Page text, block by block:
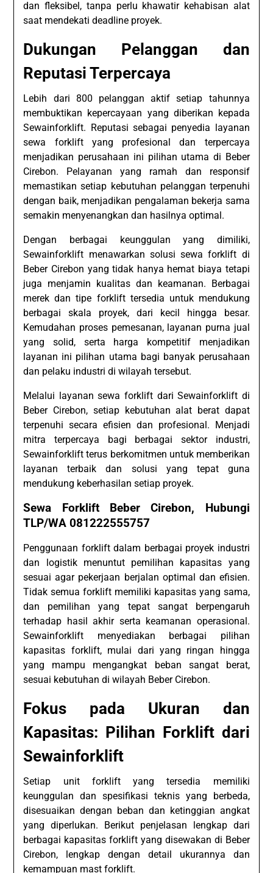
dan fleksibel, tanpa perlu khawatir kehabisan alat
saat mendekati deadline proyek.
Dukungan Pelanggan dan
Reputasi Terpercaya
Lebih dari 800 pelanggan aktif setiap tahunnya
membuktikan kepercayaan yang diberikan kepada
Sewainforklift. Reputasi sebagai penyedia layanan
sewa forklift yang profesional dan terpercaya
menjadikan perusahaan ini pilihan utama di Beber
Cirebon. Pelayanan yang ramah dan responsif
memastikan setiap kebutuhan pelanggan terpenuhi
dengan baik, menjadikan pengalaman bekerja sama
semakin menyenangkan dan hasilnya optimal.
Dengan berbagai keunggulan yang dimiliki,
Sewainforklift menawarkan solusi sewa forklift di
Beber Cirebon yang tidak hanya hemat biaya tetapi
juga menjamin kualitas dan keamanan. Berbagai
merek dan tipe forklift tersedia untuk mendukung
berbagai skala proyek, dari kecil hingga besar.
Kemudahan proses pemesanan, layanan purna jual
yang solid, serta harga kompetitif menjadikan
layanan ini pilihan utama bagi banyak perusahaan
dan pelaku industri di wilayah tersebut.
Melalui layanan sewa forklift dari Sewainforklift di
Beber Cirebon, setiap kebutuhan alat berat dapat
terpenuhi secara efisien dan profesional. Menjadi
mitra terpercaya bagi berbagai sektor industri,
Sewainforklift terus berkomitmen untuk memberikan
layanan terbaik dan solusi yang tepat guna
mendukung keberhasilan setiap proyek.
Sewa Forklift Beber Cirebon, Hubungi
TLP/WA 081222555757
Penggunaan forklift dalam berbagai proyek industri
dan logistik menuntut pemilihan kapasitas yang
sesuai agar pekerjaan berjalan optimal dan efisien.
Tidak semua forklift memiliki kapasitas yang sama,
dan pemilihan yang tepat sangat berpengaruh
terhadap hasil akhir serta keamanan operasional.
Sewainforklift menyediakan berbagai pilihan
kapasitas forklift, mulai dari yang ringan hingga
yang mampu mengangkat beban sangat berat,
sesuai kebutuhan di wilayah Beber Cirebon.
Fokus pada Ukuran dan
Kapasitas: Pilihan Forklift dari
Sewainforklift
Setiap unit forklift yang tersedia memiliki
keunggulan dan spesifikasi teknis yang berbeda,
disesuaikan dengan beban dan ketinggian angkat
yang diperlukan. Berikut penjelasan lengkap dari
berbagai kapasitas forklift yang disewakan di Beber
Cirebon, lengkap dengan detail ukurannya dan
kemampuan mast forklift.